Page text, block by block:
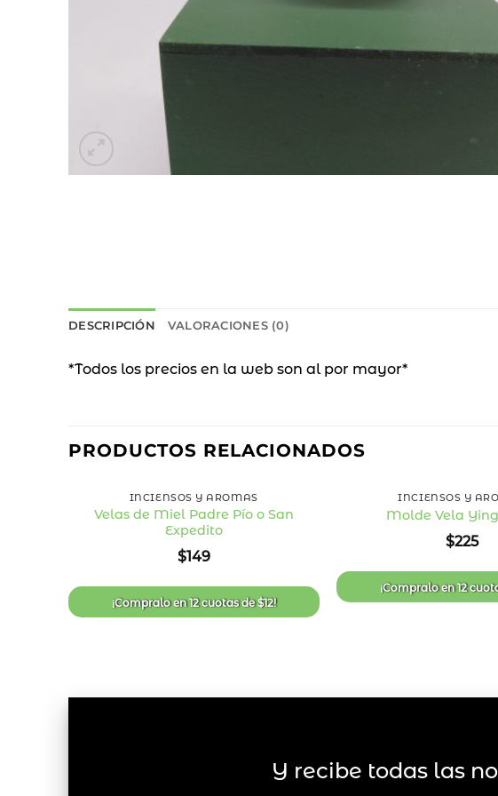
DESCRIPCIÓN VALORACIONES (0)
*Todos los precios en la web son al por mayor*
PRODUCTOS RELACIONADOS
INCIENSOS Y AROMAS
Velas de Miel Padre Pío o San
Expedito
$149
¡Compralo en12 cuotasde$12!
INCIENSOS Y
Molde Vela
$225
¡Compralo en12
Y recibe todas las